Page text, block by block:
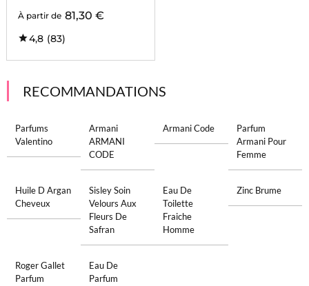
À partir de 81,30 €
4,8 (83)
RECOMMANDATIONS
Parfums
Valentino
Armani
ARMANI
CODE
Armani Code
Parfum
Armani Pour
Femme
Huile D Argan
Cheveux
Sisley Soin
Velours Aux
Fleurs De
Safran
Eau De
Toilette
Fraiche
Homme
Zinc Brume
Roger Gallet
Parfum
Eau De
Parfum